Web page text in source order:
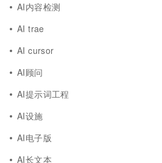
AI内容检测
AI trae
AI cursor
AI顾问
AI提示词工程
AI设施
AI电子版
AI长文本